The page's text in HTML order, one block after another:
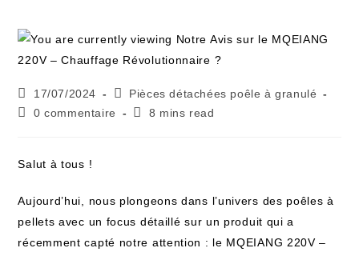
17/07/2024
Pièces détachées poêle à granulé
0 commentaire
8 mins read
Salut à tous !
Aujourd’hui, nous plongeons dans l’univers des poêles à
pellets avec un focus détaillé sur un produit qui a
récemment capté notre attention : le MQEIANG 220V –